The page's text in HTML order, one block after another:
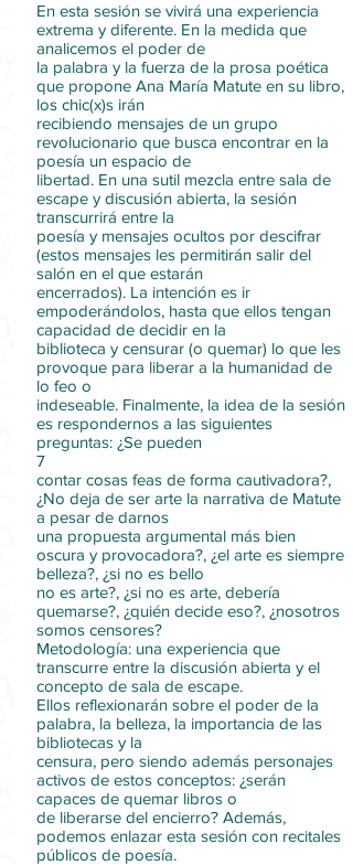
En esta sesión se vivirá una experiencia
extrema y diferente. En la medida que
analicemos el poder de
la palabra y la fuerza de la prosa poética
que propone Ana María Matute en su libro,
los chic(x)s irán
recibiendo mensajes de un grupo
revolucionario que busca encontrar en la
poesía un espacio de
libertad. En una sutil mezcla entre sala de
escape y discusión abierta, la sesión
transcurrirá entre la
poesía y mensajes ocultos por descifrar
(estos mensajes les permitirán salir del
salón en el que estarán
encerrados). La intención es ir
empoderándolos, hasta que ellos tengan
capacidad de decidir en la
biblioteca y censurar (o quemar) lo que les
provoque para liberar a la humanidad de
lo feo o
indeseable. Finalmente, la idea de la sesión
es respondernos a las siguientes
preguntas: ¿Se pueden
7
contar cosas feas de forma cautivadora?,
¿No deja de ser arte la narrativa de Matute
a pesar de darnos
una propuesta argumental más bien
oscura y provocadora?, ¿el arte es siempre
belleza?, ¿si no es bello
no es arte?, ¿si no es arte, debería
quemarse?, ¿quién decide eso?, ¿nosotros
somos censores?
Metodología: una experiencia que
transcurre entre la discusión abierta y el
concepto de sala de escape.
Ellos reflexionarán sobre el poder de la
palabra, la belleza, la importancia de las
bibliotecas y la
censura, pero siendo además personajes
activos de estos conceptos: ¿serán
capaces de quemar libros o
de liberarse del encierro? Además,
podemos enlazar esta sesión con recitales
públicos de poesía.